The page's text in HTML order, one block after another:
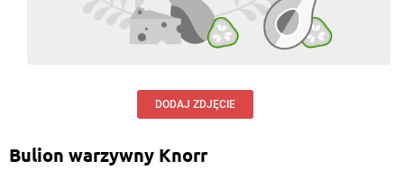
DODAJ ZDJĘCIE
Bulion warzywny Knorr